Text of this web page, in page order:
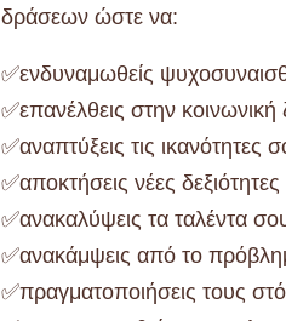
δράσεων ώστε να:
✅ενδυναμωθείς
✅επανέλθεις στην κοινωνική
✅αναπτύξεις τις ικανότητες
✅αποκτήσεις νέες δεξιότητες
✅ανακαλύψεις τα ταλέντα
✅ανακάμψεις από το
✅πραγματοποιήσεις τους